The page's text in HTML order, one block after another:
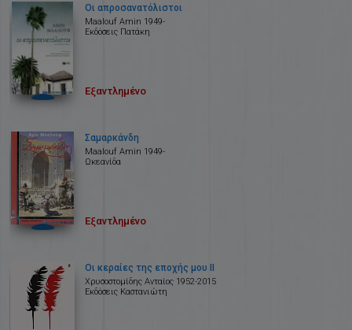
Οι απροσανατόλιστοι
Maalouf Amin 1949-
Εκδόσεις Πατάκη
Εξαντλημένο
Σαμαρκάνδη
Maalouf Amin 1949-
Ωκεανίδα
Εξαντλημένο
Οι κεραίες της εποχής μου ΙΙ
Χρυσοστομίδης Ανταίος 1952-2015
Εκδόσεις Καστανιώτη